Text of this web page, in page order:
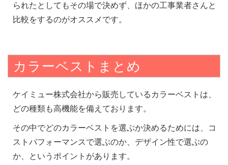
られたとしてもその場で決めず、ほかの工事業者さんと
比較をするのがオススメです。
カラーベストまとめ
ケイミュー株式会社から販売しているカラーベストは、
どの種類も高機能を備えております。
その中でどのカラーベストを選ぶか決めるためには、コ
ストパフォーマンスで選ぶのか、デザイン性で選ぶの
か、というポイントがあります。